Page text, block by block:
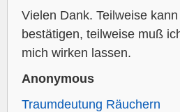
Vielen Dank. Teilweise
bestätigen, teilweise muß
mich wirken lassen.
Anonymous
Traumdeutung Räuchern